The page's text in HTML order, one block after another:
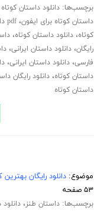
برچسب‌ها:دانلود داستان
داستان کوتاه برای ایفون،pdf داستان رایگان
کوتاه،دانلود داستان کوتاه،
رایگان،دانلود داستان ایرانی،
فارسی،دانلود داستان ایرانی،
داستان کوتاه،دانلود رایگان
داستان کوتاه
موضوع:دانلود رایگان
۵۳ صفحه
برچسب‌ها:داستان طنز،